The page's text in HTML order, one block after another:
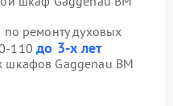
ремонту духовых
110до 3-х лет
Gaggenau BM